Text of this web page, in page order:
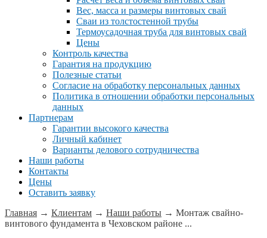
Вес, масса и размеры винтовых свай
Сваи из толстостенной трубы
Термоусадочная труба для винтовых свай
Цены
Контроль качества
Гарантия на продукцию
Полезные статьи
Согласие на обработку персональных данных
Политика в отношении обработки персональных
данных
Партнерам
Гарантии высокого качества
Личный кабинет
Варианты делового сотрудничества
Наши работы
Контакты
Цены
Оставить заявку
Главная → Клиентам → Наши работы → Монтаж свайно-
винтового фундамента в Чеховском районе ...